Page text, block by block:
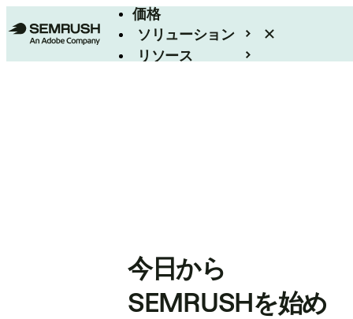
価格
ソリューション
リソース
今日から
SEMRUSHを始め